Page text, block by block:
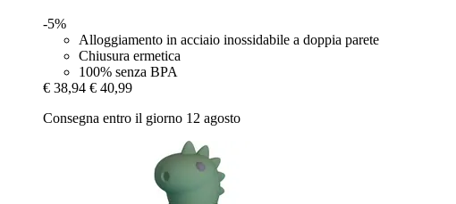
-5%
Alloggiamento in acciaio inossidabile a doppia parete
Chiusura ermetica
100% senza BPA
€ 38,94 € 40,99
Consegna entro il giorno 12 agosto